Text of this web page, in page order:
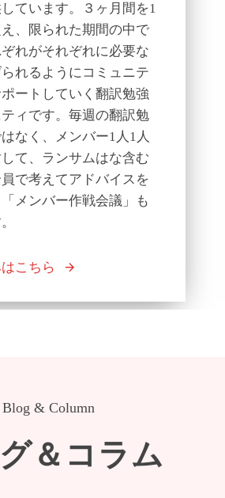
ています。３ヶ月間を1
、限られた期間の中で
れがそれぞれに必要な
れるようにコミュニテ
ートしていく翻訳勉強
ィです。毎週の翻訳勉
なく、メンバー1人1人
て、ランサムはな含む
で考えてアドバイスを
メンバー作戦会議」も
こちら
Blog & Column
＆コラム